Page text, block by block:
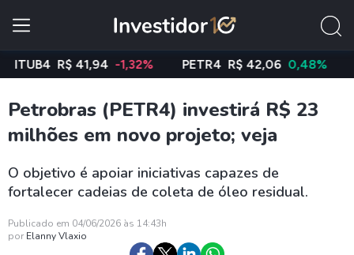
R$ 41,94 -1,32% PETR4 R$ 42,06 0,48%
Petrobras (PETR4) investirá R$ 23
milhões em novo projeto; veja
O objetivo é apoiar iniciativas capazes de
fortalecer cadeias de coleta de óleo residual.
Publicado em 04/06/2026 às 14:43h
por Elanny Vlaxio